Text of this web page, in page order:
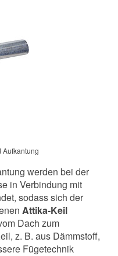
Aufkantung
werden bei der
in Verbindung mit
sodass sich der
Attika-Keil
Dach zum
z. B. aus Dämmstoff,
Fügetechnik